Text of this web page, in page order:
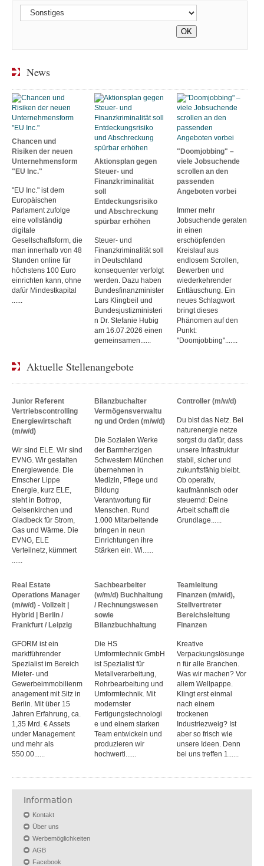
News
Chancen und
Risiken der neuen
Unternehmensform
"EU Inc."
"EU Inc." ist dem
Europäischen
Parlament zufolge
eine vollständig
digitale
Gesellschaftsform, die
man innerhalb von 48
Stunden online für
höchstens 100 Euro
einrichten kann, ohne
dafür Mindestkapital
Aktionsplan gegen
Steuer- und
Finanzkriminalität
soll
Entdeckungsrisiko
und Abschreckung
spürbar erhöhen
Steuer- und
Finanzkriminalität soll
in Deutschland
konsequenter verfolgt
werden. Dazu haben
Bundesfinanzminister
Lars Klingbeil und
Bundesjustizministeri
n Dr. Stefanie Hubig
am 16.07.2026 einen
gemeinsamen......
"Doomjobbing" –
viele Jobsuchende
scrollen an den
passenden
Angeboten vorbei
Immer mehr
Jobsuchende geraten
in einen
erschöpfenden
Kreislauf aus
endlosem Scrollen,
Bewerben und
wiederkehrender
Enttäuschung. Ein
neues Schlagwort
bringt dieses
Phänomen auf den
Punkt:
"Doomjobbing".......
Aktuelle Stellenangebote
Junior Referent
Vertriebscontrolling
Energiewirtschaft
(m/w/d)
Wir sind ELE. Wir sind
EVNG. Wir gestalten
Energiewende. Die
Emscher Lippe
Energie, kurz ELE,
steht in Bottrop,
Gelsenkirchen und
Gladbeck für Strom,
Gas und Wärme. Die
EVNG, ELE
Verteilnetz, kümmert
Bilanzbuchalter
Vermögensverwaltu
ng und Orden (m/w/d)
Die Sozialen Werke
der Barmherzigen
Schwestern München
übernehmen in
Medizin, Pflege und
Bildung
Verantwortung für
Menschen. Rund
1.000 Mitarbeitende
bringen in neun
Einrichtungen ihre
Stärken ein. Wi......
Controller (m/w/d)
Du bist das Netz. Bei
naturenergie netze
sorgst du dafür, dass
unsere Infrastruktur
stabil, sicher und
zukunftsfähig bleibt.
Ob operativ,
kaufmännisch oder
steuernd: Deine
Arbeit schafft die
Grundlage......
Real Estate
Operations Manager
(m/w/d) - Vollzeit |
Hybrid | Berlin /
Frankfurt / Leipzig
GFORM ist ein
marktführender
Spezialist im Bereich
Mieter- und
Gewerbeimmobilienm
anagement mit Sitz in
Berlin. Mit über 15
Jahren Erfahrung, ca.
1,35 Mrd. € Assets
under Management
und mehr als
550.00......
Sachbearbeiter
(w/m/d) Buchhaltung
/ Rechnungswesen
sowie
Bilanzbuchhaltung
Die HS
Umformtechnik GmbH
ist Spezialist für
Metallverarbeitung,
Rohrbearbeitung und
Umformtechnik. Mit
modernster
Fertigungstechnologi
e und einem starken
Team entwickeln und
produzieren wir
hochwerti......
Teamleitung
Finanzen (m/w/d),
Stellvertreter
Bereichsleitung
Finanzen
Kreative
Verpackungslösunge
n für alle Branchen.
Was wir machen? Vor
allem Wellpappe.
Klingt erst einmal
nach einem
trockenen
Industriezweig? Ist
aber so frisch wie
unsere Ideen. Denn
bei uns treffen 1......
Information
Kontakt
Über uns
Werbemöglichkeiten
AGB
Facebook